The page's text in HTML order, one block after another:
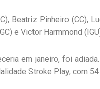
Beatriz Pinheiro (CC),
e Victor Harmmond
em janeiro, foi
Stroke Play, com